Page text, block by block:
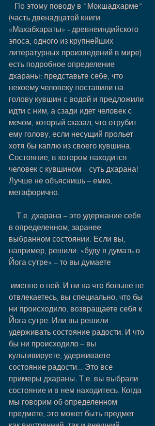
(часть двенадцатой книги
«Махабхараты» - древнеиндийского
эпоса, одного из крупнейших
литературных произведений в мире)
есть подробное определение
дхараны: представьте себе, что
некоему человеку поставили на
голову кувшин с водой и предложили
идти с ним, а сзади идет человек с
мечом, который сказал, что отрубит
ему голову, если несущий прольет
хотя бы каплю из своего кувшина.
Состояние, в котором находится
человек с кувшином – суть дхарана!
Лучше не объяснишь – емко,
метафорично.
в определенном, заранее
выбранном состоянии. Если вы,
например, решили: «буду я думать о
Йога сутре» – то вы думаете
отвлекаетесь, вы специально, что бы
ни происходило, возвращаете себя к
Йога сутре. Или вы решили
удерживать состояние радости. И что
бы ни происходило – вы
культивируете, удерживаете
состояние радости... Это все
примеры дхараны. Т.е. вы выбрали
состояние и в нем находитесь. Когда
мы говорим об определенном
предмете, это может быть предмет